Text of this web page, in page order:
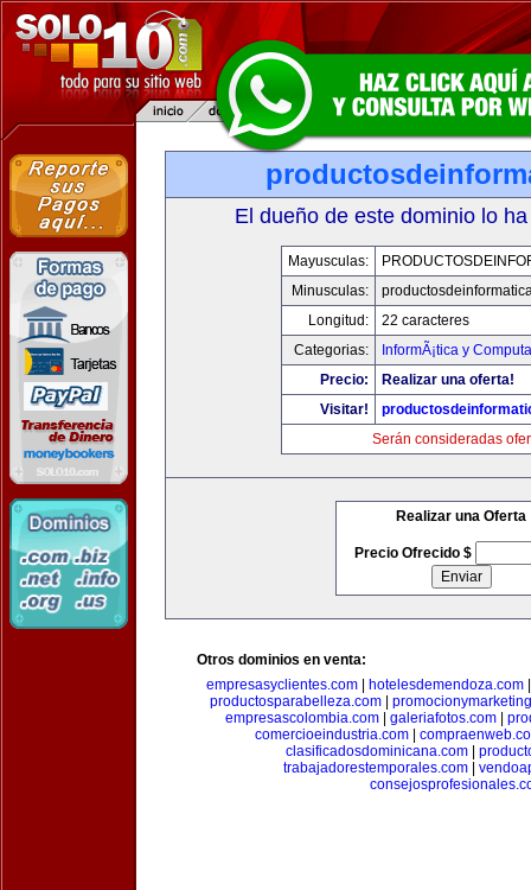
El dueño de este dominio lo
Mayusculas:
Minusculas:
Longitud:
22 caracteres
Categorias:
InformÃ¡tica y
Precio:
Realizar una oferta!
Visitar!
Serán consideradas
Realizar una Oferta
Precio Ofrecido $
Otros dominios en venta:
empresasyclientes.com
hotelesdemendoza.com
productosparabelleza.com
empresascolombia.com
galeriafotos.com
comercioeindustria.com|
clasificadosdominicana.com
trabajadorestemporales.com